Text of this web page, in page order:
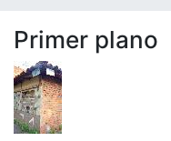
Primer plano